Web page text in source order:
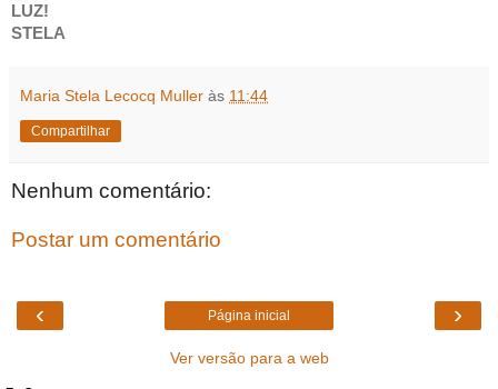
LUZ!
STELA
Maria Stela Lecocq Muller às 11:44
Compartilhar
Nenhum comentário:
Postar um comentário
‹ ›
Página inicial
Ver versão para a web